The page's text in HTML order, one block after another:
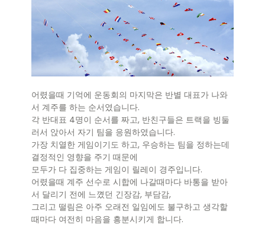
어렸을때 기억에 운동회의 마지막은 반별 대표가 나와
서 계주를 하는 순서였습니다.
각 반대표 4명이 순서를 짜고, 반친구들은 트랙을 빙둘
러서 앉아서 자기 팀을 응원하였습니다.
가장 치열한 게임이기도 하고, 우승하는 팀을 정하는데
결정적인 영향을 주기 때문에
모두가 다 집중하는 게임이 릴레이 경주입니다.
어렸을때 계주 선수로 시합에 나갈때마다 바통을 받아
서 달리기 전에 느꼈던 긴장감, 부담감,
그리고 떨림은 아주 오래전 일임에도 불구하고 생각할
때마다 여전히 마음을 흥분시키게 합니다.